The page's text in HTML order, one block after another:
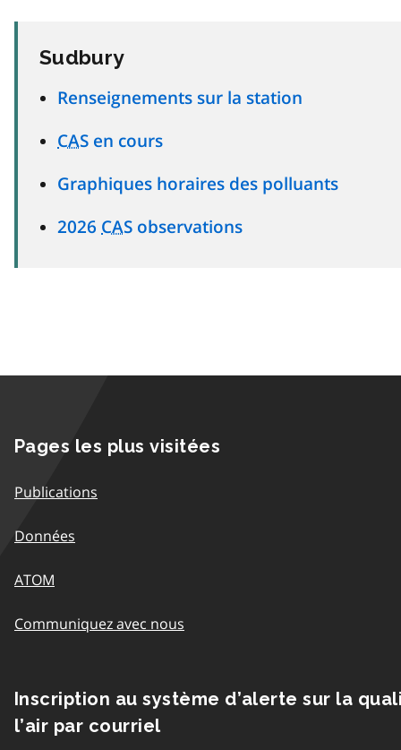
Sudbury
Renseignements sur la station
CAS en cours
Graphiques horaires des polluants
2026 CAS observations
Pages les plus visitées
Publications
Données
ATOM
Communiquez avec nous
Inscription au système d’alerte sur la
l’air par courriel